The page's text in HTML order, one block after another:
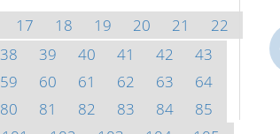
17 18 19 20 21
22
38 39 40 41 42
43
59 60 61 62 63
64
80 81 82 83 84
85